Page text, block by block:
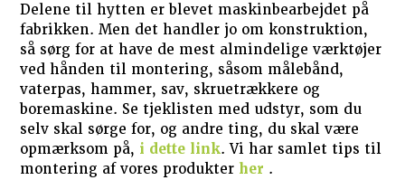
Delene til hytten er blevet maskinbearbejdet på
fabrikken. Men det handler jo om konstruktion,
så sørg for at have de mest almindelige værktøjer
ved hånden til montering, såsom målebånd,
vaterpas, hammer, sav, skruetrækkere og
boremaskine. Se tjeklisten med udstyr, som du
selv skal sørge for, og andre ting, du skal være
opmærksom på, i dette link. Vi har samlet tips til
montering af vores produkter her .